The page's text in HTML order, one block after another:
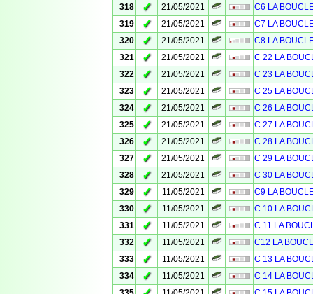
318
✓ 21/05/2021
C6 LA
319
✓ 21/05/2021
C7 LA
320
✓ 21/05/2021
C8 LA
321
✓ 21/05/2021
C 22 LA
322
✓ 21/05/2021
C 23 LA
323
✓ 21/05/2021
C 25 LA
324
✓ 21/05/2021
C 26 LA
325
✓ 21/05/2021
C 27 LA
326
✓ 21/05/2021
C 28 LA
327
✓ 21/05/2021
C 29 LA
328
✓ 21/05/2021
C 30 LA
329
✓ 11/05/2021
C9 LA
330
✓ 11/05/2021
C 10 LA
331
✓ 11/05/2021
C 11 LA
332
✓ 11/05/2021
C12 LA
333
✓ 11/05/2021
C 13 LA
334
✓ 11/05/2021
C 14 LA